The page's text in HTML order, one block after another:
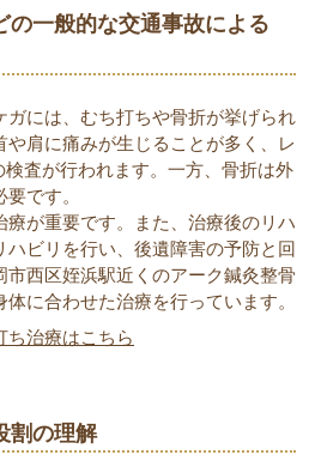
の一般的な交通事故による
ガには、むち打ちや骨折が挙げられ
や肩に痛みが生じることが多く、レ
査が行われます。一方、骨折は外
です。
療が重要です。また、治療後のリハ
ハビリを行い、後遺障害の予防と回
市西区姪浜駅近くのアーク鍼灸整骨
に合わせた治療を行っています。
ち治療はこちら
割の理解